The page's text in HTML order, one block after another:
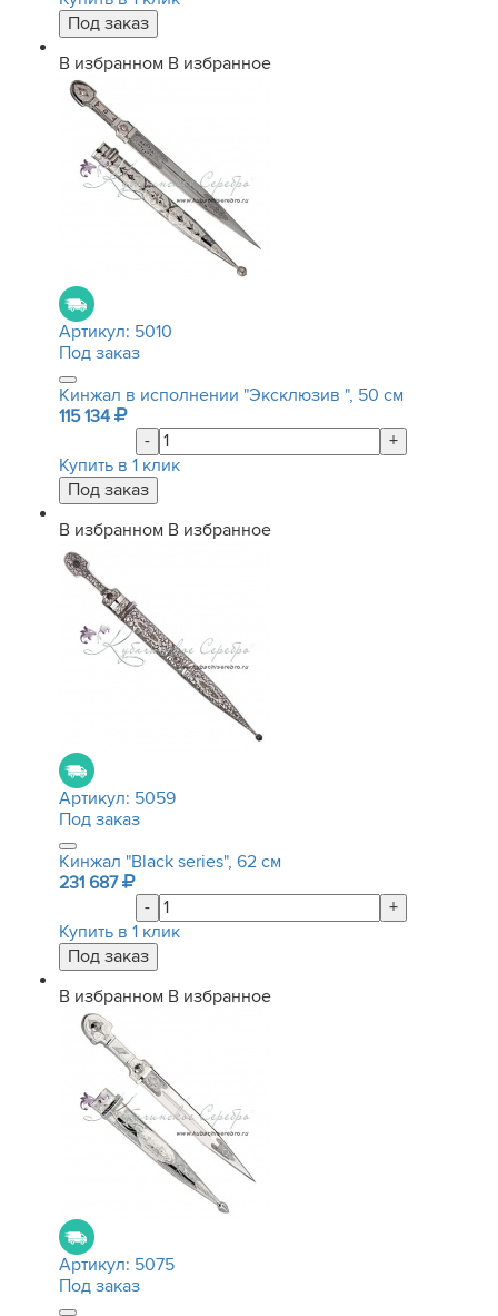
В избранном В избранное
Артикул: 5010
Под заказ
Кинжал в исполнении "Эксклюзив ", 50 см
115 134
-
+
Купить в 1 клик
В избранном В избранное
Артикул: 5059
Под заказ
Кинжал "Black series", 62 см
231 687
-
+
Купить в 1 клик
В избранном В избранное
Артикул: 5075
Под заказ